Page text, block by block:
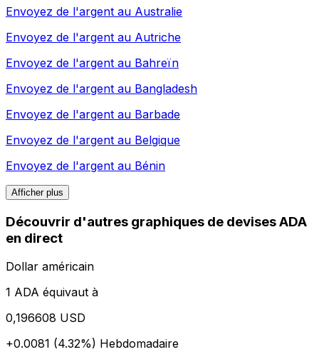
Envoyez de l'argent au Australie
Envoyez de l'argent au Autriche
Envoyez de l'argent au Bahreïn
Envoyez de l'argent au Bangladesh
Envoyez de l'argent au Barbade
Envoyez de l'argent au Belgique
Envoyez de l'argent au Bénin
Afficher plus
Découvrir d'autres graphiques de devises ADA
en direct
Dollar américain
1 ADA équivaut à
0,196608 USD
+0.0081 (4.32%) Hebdomadaire